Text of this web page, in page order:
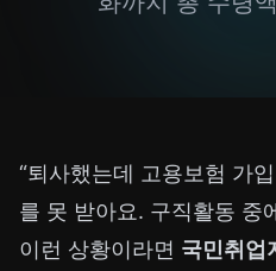
“퇴사했는데 고용보험 가
를 못 받아요. 구직활동 중
이런 상황이라면 국민취업